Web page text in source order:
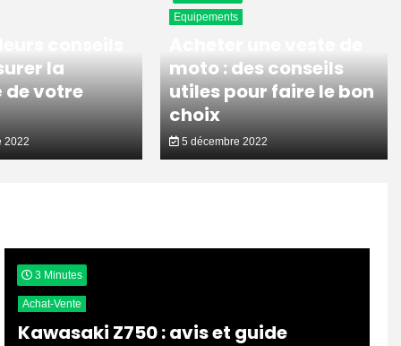
la
votre
2022
Equipements
moto : des conseils
utiles pour faire le bon
choix
5 décembre 2022
3 Minutes
Achat-Vente
Kawasaki Z750 : avis et guide